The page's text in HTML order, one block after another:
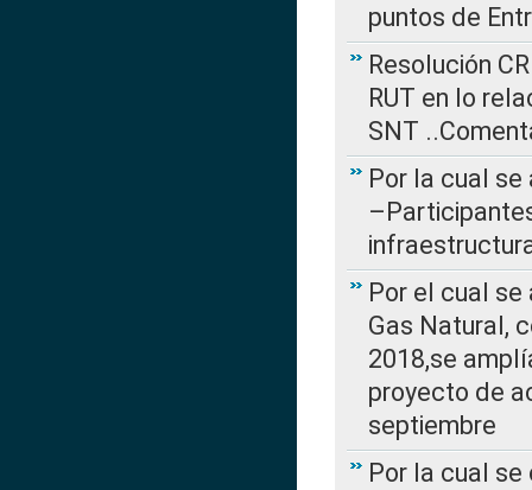
puntos de
Resolución
RUT en lo
SNT
Por la cual se
Por el cual
Gas Natural,
2018,se
proyecto de
septiembre
Por la cual se